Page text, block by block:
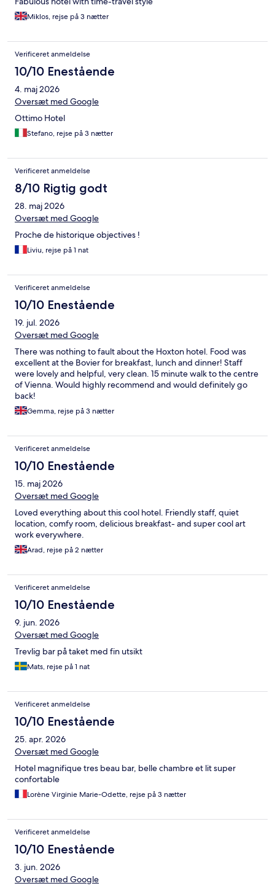
Miklos, rejse på 3 nætter
Verificeret anmeldelse
10/10 Enestående
4. maj 2026
Oversæt med Google
Ottimo Hotel
Stefano, rejse på 3 nætter
Verificeret anmeldelse
8/10 Rigtig godt
28. maj 2026
Oversæt med Google
Proche de historique objectives !
Liviu, rejse på 1 nat
Verificeret anmeldelse
10/10 Enestående
19. jul. 2026
Oversæt med Google
There was nothing to fault about the Hoxton hotel. Food was
excellent at the Bovier for breakfast, lunch and dinner! Staff
were lovely and helpful, very clean. 15 minute walk to the centre
of Vienna. Would highly recommend and would definitely go
back!
Gemma, rejse på 3 nætter
Verificeret anmeldelse
10/10 Enestående
15. maj 2026
Oversæt med Google
Loved everything about this cool hotel. Friendly staff, quiet
location, comfy room, delicious breakfast- and super cool art
work everywhere.
Arad, rejse på 2 nætter
Verificeret anmeldelse
10/10 Enestående
9. jun. 2026
Oversæt med Google
Trevlig bar på taket med fin utsikt
Mats, rejse på 1 nat
Verificeret anmeldelse
10/10 Enestående
25. apr. 2026
Oversæt med Google
Hotel magnifique tres beau bar, belle chambre et lit super
confortable
Lorène Virginie Marie-Odette, rejse på 3 nætter
Verificeret anmeldelse
10/10 Enestående
3. jun. 2026
Oversæt med Google